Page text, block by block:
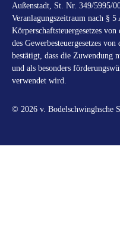
Außenstadt, St. Nr. 349/5995/
Veranlagungszeitraum nach § 5
Körperschaftsteuergesetzes
des Gewerbesteuergesetzes
bestätigt, dass die
und als besonders
verwendet wird.
© 2026 v. Bodelschwinghsche